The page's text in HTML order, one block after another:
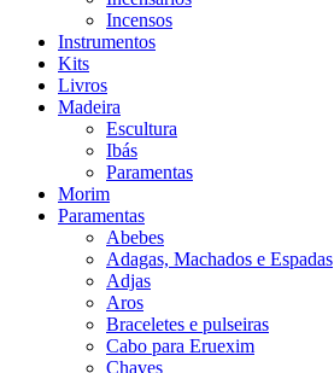
Incensos
Instrumentos
Kits
Livros
Madeira
Escultura
Ibás
Paramentas
Morim
Paramentas
Abebes
Adagas, Machados e Espadas
Adjas
Aros
Braceletes e pulseiras
Cabo para Eruexim
Chaves